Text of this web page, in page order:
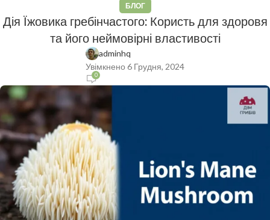
БЛОГ
Дія Їжовика гребінчастого: Користь для здоровя
та його неймовірні властивості
adminhq
Увімкнено 6 Грудня, 2024
0